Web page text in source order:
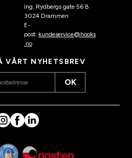
Ing. Rydbergs gate 56 B
3024 Drammen
E-
post: kundeservice@hooks
.no
VÅRT NYHETSBREV
OK